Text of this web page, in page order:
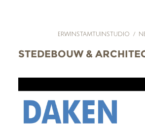
ERWINSTAMTUINSTUDIO /
STEDEBOUW &